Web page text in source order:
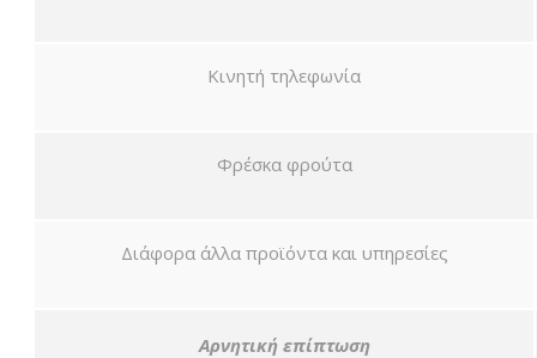
Κινητή τηλεφωνία
Φρέσκα φρούτα
Διάφορα άλλα προϊόντα και υπηρεσίες
Αρνητική επίπτωση